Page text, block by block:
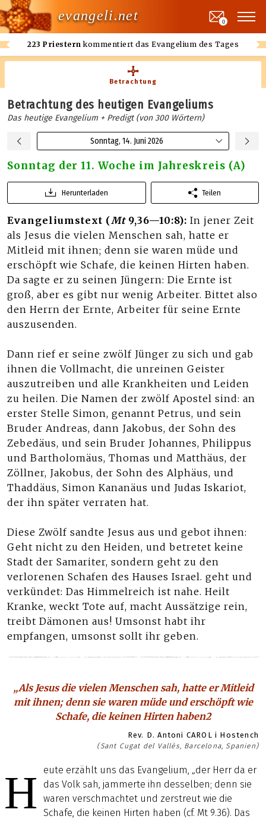
evangeli.net
223 Priestern kommentiert das Evangelium des Tages
0
Betrachtung
Betrachtung des heutigen Evangeliums
Das heutige Evangelium + Predigt (von 300 Wörtern)
Sonntag, 14. Juni 2026
Sonntag der 11. Woche im Jahreskreis (A)
Herunterladen Teilen
Evangeliumstext (Mt9,36—10:8): In jener Zeit
als Jesus die vielen Menschen sah, hatte er
Mitleid mit ihnen; denn sie waren müde und
erschöpft wie Schafe, die keinen Hirten haben.
Da sagte er zu seinen Jüngern: Die Ernte ist
groß, aber es gibt nur wenig Arbeiter. Bittet also
den Herrn der Ernte, Arbeiter für seine Ernte
auszusenden.
Dann rief er seine zwölf Jünger zu sich und gab
ihnen die Vollmacht, die unreinen Geister
auszutreiben und alle Krankheiten und Leiden
zu heilen. Die Namen der zwölf Apostel sind: an
erster Stelle Simon, genannt Petrus, und sein
Bruder Andreas, dann Jakobus, der Sohn des
Zebedäus, und sein Bruder Johannes, Philippus
und Bartholomäus, Thomas und Matthäus, der
Zöllner, Jakobus, der Sohn des Alphäus, und
Thaddäus, Simon Kananäus und Judas Iskariot,
der ihn später verraten hat.
Diese Zwölf sandte Jesus aus und gebot ihnen:
Geht nicht zu den Heiden, und betretet keine
Stadt der Samariter, sondern geht zu den
verlorenen Schafen des Hauses Israel. geht und
verkündet: Das Himmelreich ist nahe. Heilt
Kranke, weckt Tote auf, macht Aussätzige rein,
treibt Dämonen aus! Umsonst habt ihr
empfangen, umsonst sollt ihr geben.
„Als Jesus die vielen Menschen sah, hatte er Mitleid
mit ihnen; denn sie waren müde und erschöpft wie
Schafe, die keinen Hirten haben2
Rev. D. Antoni CAROL i Hostench
(Sant Cugat del Vallès, Barcelona, Spanien)
H
eute erzählt uns das Evangelium, „der Herr da er
das Volk sah, jammerte ihn desselben; denn sie
waren verschmachtet und zerstreut wie die
Schafe, die keinen Hirten haben (cf. Mt 9.36). Das